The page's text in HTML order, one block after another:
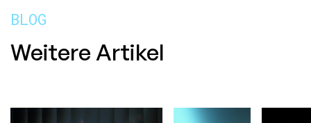
BLOG
Weitere Artikel